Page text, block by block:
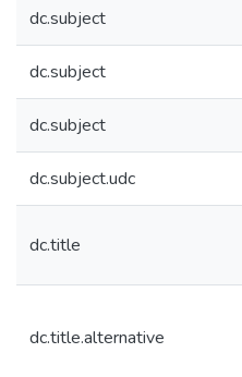
dc.subject
dc.subject
dc.subject
dc.subject.udc
dc.title
dc.title.alternative